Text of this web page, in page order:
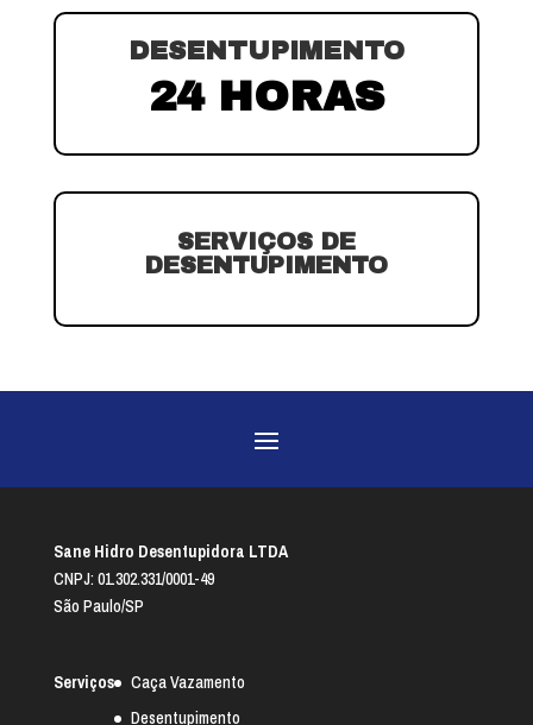
DESENTUPIMENTO
24 HORAS
SERVIÇOS DE
DESENTUPIMENTO
Sane Hidro Desentupidora LTDA
CNPJ: 01.302.331/0001-49
São Paulo/SP
Serviços
Caça Vazamento
Desentupimento